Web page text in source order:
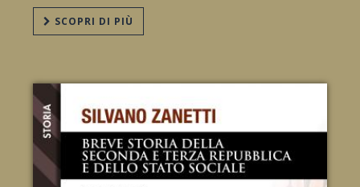
SCOPRI DI PIÙ